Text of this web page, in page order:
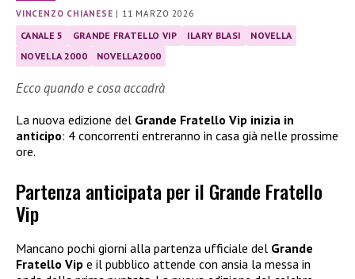
VINCENZO CHIANESE | 11 MARZO 2026
CANALE 5 GRANDE FRATELLO VIP ILARY BLASI
NOVELLA
NOVELLA 2000
NOVELLA2000
Ecco quando e cosa accadrà
La nuova edizione del Grande Fratello Vip inizia in
anticipo: 4 concorrenti entreranno in casa già nelle prossime
ore.
Partenza anticipata per il Grande Fratello
Vip
Mancano pochi giorni alla partenza ufficiale del Grande
Fratello Vip e il pubblico attende con ansia la messa in